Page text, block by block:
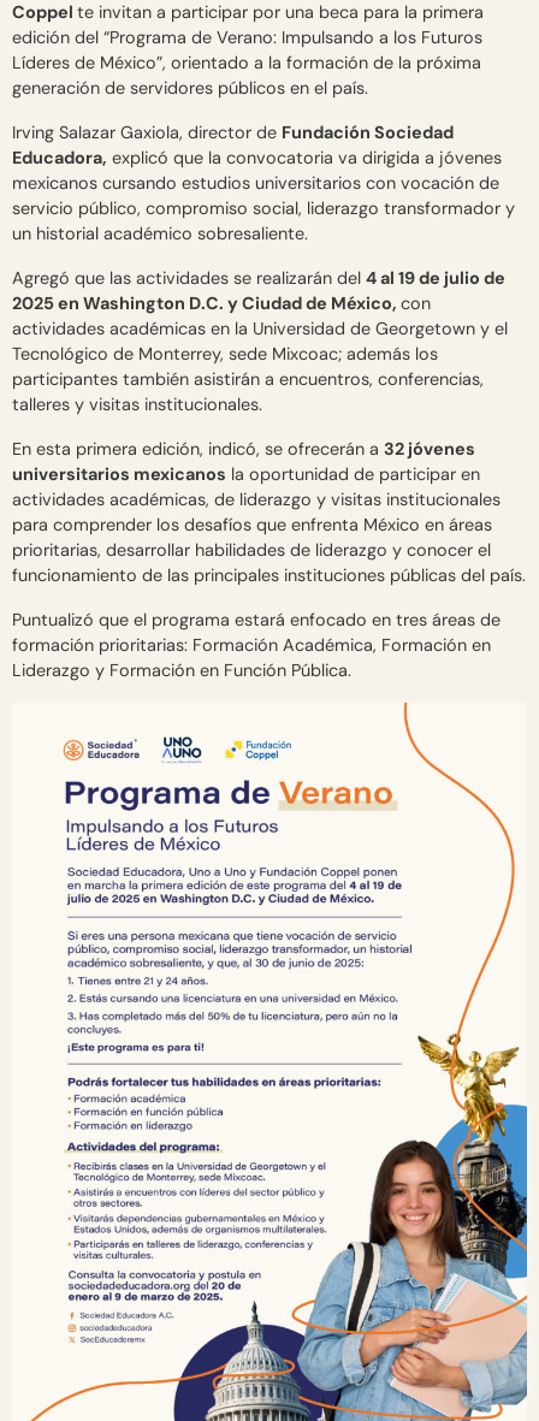
Coppel te invitan a participar por una beca para la primera
edición del “Programa de Verano: Impulsando a los Futuros
Líderes de México”, orientado a la formación de la próxima
generación de servidores públicos en el país.
Irving Salazar Gaxiola, director de Fundación Sociedad
Educadora, explicó que la convocatoria va dirigida a jóvenes
mexicanos cursando estudios universitarios con vocación de
servicio público, compromiso social, liderazgo transformador y
un historial académico sobresaliente.
Agregó que las actividades se realizarán del 4 al 19 de julio de
2025 en Washington D.C. y Ciudad de México, con
actividades académicas en la Universidad de Georgetown y el
Tecnológico de Monterrey, sede Mixcoac; además los
participantes también asistirán a encuentros, conferencias,
talleres y visitas institucionales.
En esta primera edición, indicó, se ofrecerán a 32 jóvenes
universitarios mexicanos la oportunidad de participar en
actividades académicas, de liderazgo y visitas institucionales
para comprender los desafíos que enfrenta México en áreas
prioritarias, desarrollar habilidades de liderazgo y conocer el
funcionamiento de las principales instituciones públicas del país.
Puntualizó que el programa estará enfocado en tres áreas de
formación prioritarias: Formación Académica, Formación en
Liderazgo y Formación en Función Pública.